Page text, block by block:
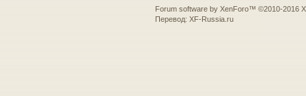
Forum software by XenForo™ ©2010-2016
Перевод: XF-Russia.ru